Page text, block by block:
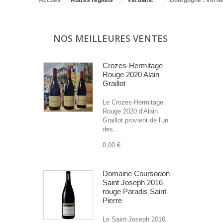
NOS MEILLEURES VENTES
Crozes-Hermitage
Rouge 2020 Alain
Graillot
Le Crozes-Hermitage
Rouge 2020 d'Alain
Graillot provient de l'un
des...
0,00 €
Domaine Coursodon
Saint Joseph 2016
rouge Paradis Saint
Pierre
Le Saint-Joseph 2016